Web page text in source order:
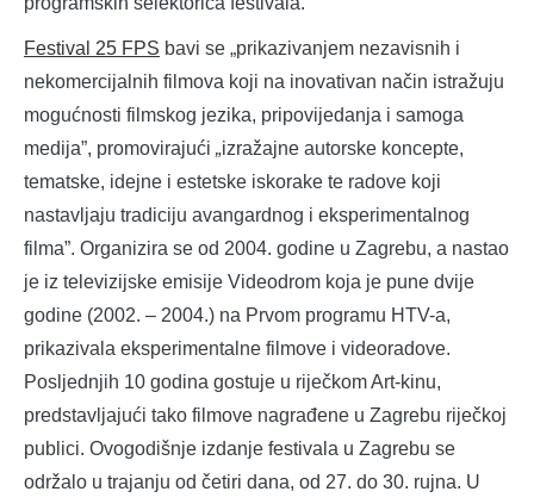
Festival 25 FPS bavi se „prikazivanjem nezavisnih i
nekomercijalnih filmova koji na inovativan način istražuju
mogućnosti filmskog jezika, pripovijedanja i samoga
medija”, promovirajući „izražajne autorske koncepte,
tematske, idejne i estetske iskorake te radove koji
nastavljaju tradiciju avangardnog i eksperimental­nog
filma”. Organizira se od 2004. godine u Zagrebu, a nastao
je iz televizijske emisije Videodrom koja je pune dvije
godine (2002. – 2004.) na Prvom programu HTV-a,
prikazivala eksperimentalne filmove i videoradove.
Posljednjih 10 godina gostuje u riječkom Art-kinu,
predstavljajući tako filmove nagrađene u Zagrebu riječkoj
publici. Ovogodišnje izdanje festivala u Zagrebu se
održalo u trajanju od četiri dana, od 27. do 30. rujna. U